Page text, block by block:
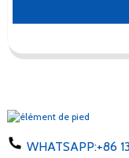
WHATSAPP:+86